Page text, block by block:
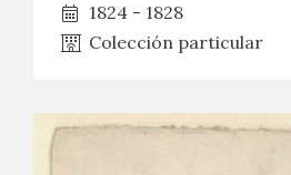
1824 - 1828
Colección particular